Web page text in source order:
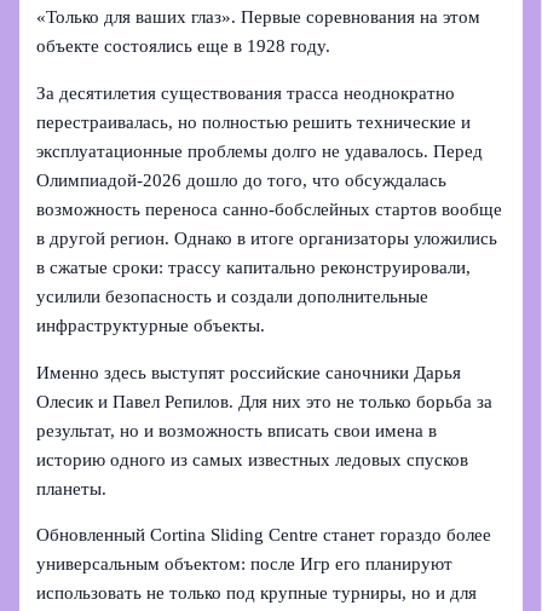
«Только для ваших глаз». Первые соревнования на этом
объекте состоялись еще в 1928 году.
За десятилетия существования трасса неоднократно
перестраивалась, но полностью решить технические и
эксплуатационные проблемы долго не удавалось. Перед
Олимпиадой‑2026 дошло до того, что обсуждалась
возможность переноса санно-бобслейных стартов вообще
в другой регион. Однако в итоге организаторы уложились
в сжатые сроки: трассу капитально реконструировали,
усилили безопасность и создали дополнительные
инфраструктурные объекты.
Именно здесь выступят российские саночники Дарья
Олесик и Павел Репилов. Для них это не только борьба за
результат, но и возможность вписать свои имена в
историю одного из самых известных ледовых спусков
планеты.
Обновленный Cortina Sliding Centre станет гораздо более
универсальным объектом: после Игр его планируют
использовать не только под крупные турниры, но и для